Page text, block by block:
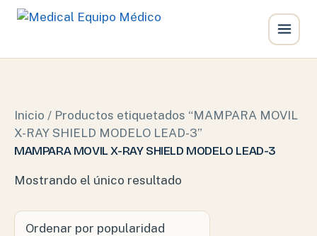
Inicio / Productos etiquetados “MAMPARA MOVIL
X-RAY SHIELD MODELO LEAD-3”
MAMPARA MOVIL X-RAY SHIELD MODELO LEAD-3
Mostrando el único resultado